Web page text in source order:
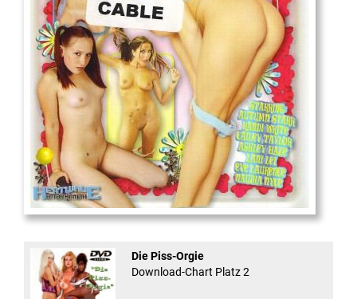
And Confused #8 - ...
Die Piss-Orgie
Download-Chart Platz 2